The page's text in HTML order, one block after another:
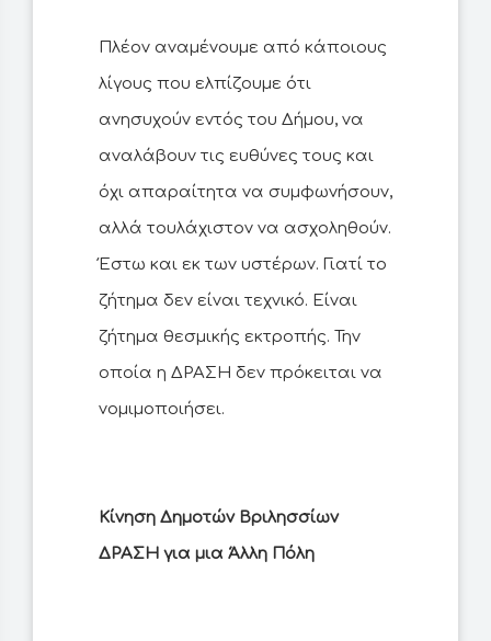
Πλέον αναμένουμε από κάποιους
λίγους που ελπίζουμε ότι
ανησυχούν εντός του Δήμου, να
αναλάβουν τις ευθύνες τους και
όχι απαραίτητα να συμφωνήσουν,
αλλά τουλάχιστον να ασχοληθούν.
Έστω και εκ των υστέρων. Γιατί το
ζήτημα δεν είναι τεχνικό. Είναι
ζήτημα θεσμικής εκτροπής. Την
οποία η ΔΡΑΣΗ δεν πρόκειται να
νομιμοποιήσει.
Κίνηση Δημοτών Βριλησσίων
ΔΡΑΣΗ για μια Άλλη Πόλη